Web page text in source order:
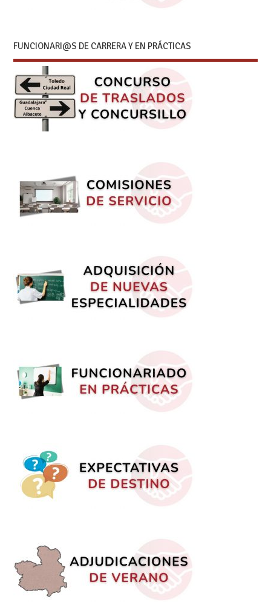
FUNCIONARI@S DE CARRERA Y EN PRÁCTICAS